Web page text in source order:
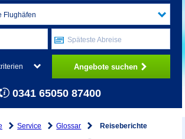
Flughäfen
Späteste Abreise
Angebote suchen
0341 65050 87400
Service Glossar Reiseberichte